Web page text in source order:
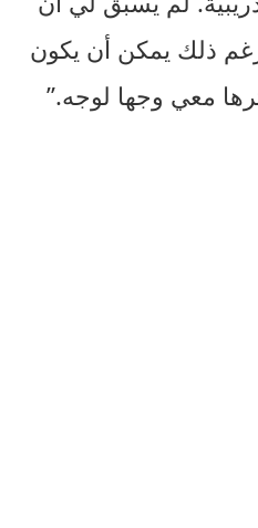
ذلك يمكن أن يكون
معي وجها لوجه.”